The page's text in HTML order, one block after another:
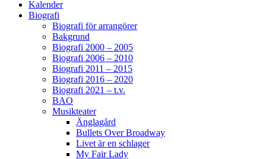
innehållKalender
Biografi
Biografi för arrangörer
Bakgrund
Biografi 2000 – 2005
Biografi 2006 – 2010
Biografi 2011 – 2015
Biografi 2016 – 2020
Biografi 2021 – t.v.
BAO
Musikteater
Änglagård
Bullets Over Broadway
Livet är en schlager
My Fair Lady